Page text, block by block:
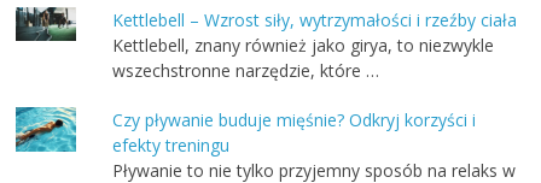
Kettlebell – Wzrost siły, wytrzymałości i rzeźby ciała
Kettlebell, znany również jako girya, to niezwykle
wszechstronne narzędzie, które …
Czy pływanie buduje mięśnie? Odkryj korzyści i
efekty treningu
Pływanie to nie tylko przyjemny sposób na relaks w